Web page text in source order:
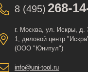
8 (495) 268-
г. Москва, ул. Искры, д.
1, деловой центр
(ООО "Юнитул")
info@uni-tool.ru